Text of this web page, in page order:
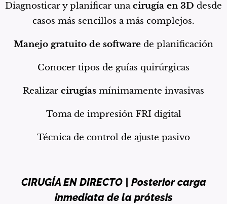
Diagnosticar y planificar unacirugía en 3D desde
casos más sencillos a más complejos.
Manejo gratuito de software de planificación
Conocer tipos de guías quirúrgicas
Realizar cirugías mínimamente invasivas
Toma de impresión FRI digital
Técnica de control de ajuste pasivo
CIRUGÍA EN DIRECTO | Posterior carga
inmediata de laprótesis